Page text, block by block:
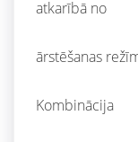
atkarībā no
ārstēšanas
Kombinācija